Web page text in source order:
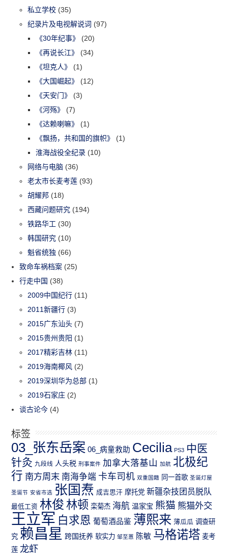
私立学校 (35)
纪录片及电视解说词 (97)
《30年纪事》
(20)
《再说长江》
(34)
《坦克人》
(1)
《大国崛起》
(12)
《天安门》
(3)
《河殇》
(7)
《达赖喇嘛》
(1)
《飘扬，共和国的旗帜》
(1)
淮海战役全纪录 (10)
网络与电脑 (36)
老太市长麦考莲 (93)
胡耀邦 (18)
西藏问题研究 (194)
铁路华工 (30)
韩国研究 (10)
魁省统独 (66)
致命车祸档案 (25)
行走中国 (38)
2009中国纪行 (11)
2011新疆行 (3)
2015广东汕头 (7)
2015贵州贵阳 (1)
2017精彩吉林 (11)
2019海南椰风 (2)
2019深圳华为总部 (1)
2019石家庄 (2)
谈古论今 (4)
标签
03_张东岳案 06_病童救助 Cecilia PS3 中医
针灸 九段线 人头税 刑事案件 加拿大落基山 加航 北极纪
行 南方周末 南海争端 卡车司机 双重国籍 同一首歌 圣诞灯屋
圣诞节 安省市选 张国焘 成吉思汗 摩托党 新疆杂技团员脱队
最低工资 林俊 林顿 栾菊杰 海航 温家宝 熊猫 熊猫外交
王立军 白求恩 葡萄酒品鉴 薄熙来 薄瓜瓜 调查研
究 赖昌星 跨国抚养 软实力 邹至蕙 陈敏 马格诺塔 麦考
莲 龙虾